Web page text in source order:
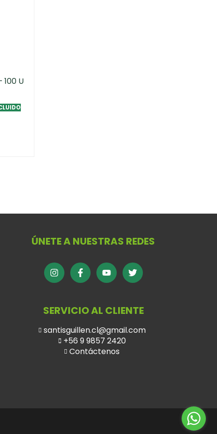
100 U
ÚNETE A NUESTRAS REDES
SERVICIO AL CLIENTE
santisguillen.cl@gmail.com
+56 9 9857 2420
Contáctenos